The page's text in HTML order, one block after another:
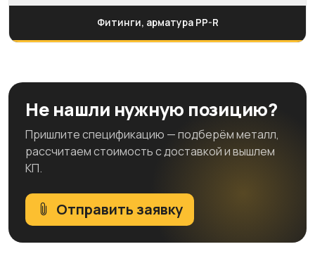
Фитинги, арматура PP-R
Не нашли нужную позицию?
Пришлите спецификацию — подберём металл,
рассчитаем стоимость с доставкой и вышлем
КП.
Отправить заявку